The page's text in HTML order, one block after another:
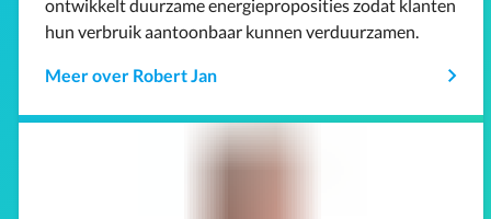
ontwikkelt duurzame energieproposities zodat klanten
hun verbruik aantoonbaar kunnen verduurzamen.
Meer over Robert Jan